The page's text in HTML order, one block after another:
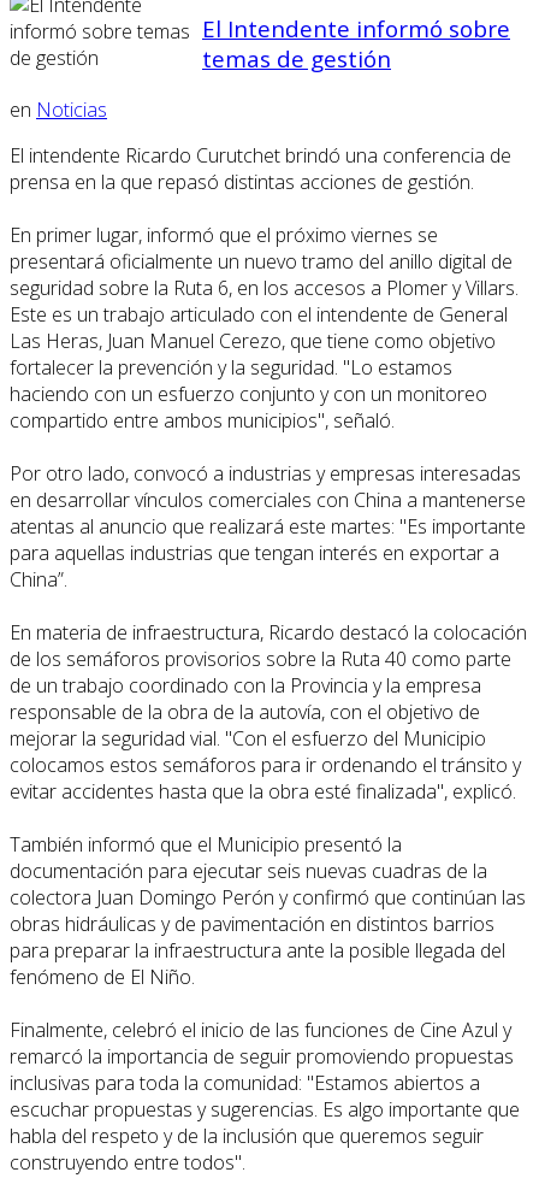
El Intendente informó sobre
temas de gestión
en Noticias
El intendente Ricardo Curutchet brindó una conferencia de
prensa en la que repasó distintas acciones de gestión.
En primer lugar, informó que el próximo viernes se
presentará oficialmente un nuevo tramo del anillo digital de
seguridad sobre la Ruta 6, en los accesos a Plomer y Villars.
Este es un trabajo articulado con el intendente de General
Las Heras, Juan Manuel Cerezo, que tiene como objetivo
fortalecer la prevención y la seguridad. "Lo estamos
haciendo con un esfuerzo conjunto y con un monitoreo
compartido entre ambos municipios", señaló.
Por otro lado, convocó a industrias y empresas interesadas
en desarrollar vínculos comerciales con China a mantenerse
atentas al anuncio que realizará este martes: "Es importante
para aquellas industrias que tengan interés en exportar a
China”.
En materia de infraestructura, Ricardo destacó la colocación
de los semáforos provisorios sobre la Ruta 40 como parte
de un trabajo coordinado con la Provincia y la empresa
responsable de la obra de la autovía, con el objetivo de
mejorar la seguridad vial. "Con el esfuerzo del Municipio
colocamos estos semáforos para ir ordenando el tránsito y
evitar accidentes hasta que la obra esté finalizada", explicó.
También informó que el Municipio presentó la
documentación para ejecutar seis nuevas cuadras de la
colectora Juan Domingo Perón y confirmó que continúan las
obras hidráulicas y de pavimentación en distintos barrios
para preparar la infraestructura ante la posible llegada del
fenómeno de El Niño.
Finalmente, celebró el inicio de las funciones de Cine Azul y
remarcó la importancia de seguir promoviendo propuestas
inclusivas para toda la comunidad: "Estamos abiertos a
escuchar propuestas y sugerencias. Es algo importante que
habla del respeto y de la inclusión que queremos seguir
construyendo entre todos".